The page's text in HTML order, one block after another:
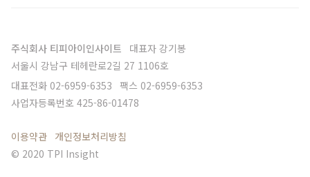
주식회사 티피아이인사이트 대표자 강기봉
서울시 강남구 테헤란로2길 27 1106호
대표전화 02-6959-6353 팩스 02-6959-6353
사업자등록번호 425-86-01478
이용약관 개인정보처리방침
© 2020 TPI Insight